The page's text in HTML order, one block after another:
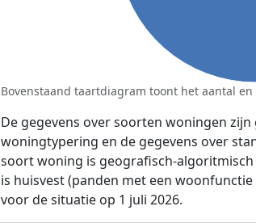
Bovenstaand taartdiagram toont het aantal
De gegevens over soorten woningen
woningtypering en de gegevens over
soort woning is geografisch-
is huisvest (panden met een
voor de situatie op 1 juli 2026.